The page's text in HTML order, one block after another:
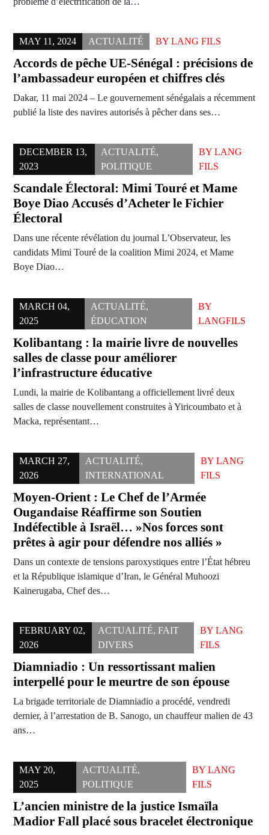
MAY 11, 2024 ACTUALITÉ BY LANG FILS
Accords de pêche UE-Sénégal : précisions de
l’ambassadeur européen et chiffres clés
Dakar, 11 mai 2024 – Le gouvernement sénégalais a récemment
publié la liste des navires autorisés à pêcher dans ses…
DECEMBER 13,
2023
ACTUALITÉ,
POLITIQUE
BYLANG
FILS
Scandale Électoral: Mimi Touré et Mame
Boye Diao Accusés d’Acheter le Fichier
Électoral
Dans une récente révélation du journal L’Observateur, les
candidats Mimi Touré de la coalition Mimi 2024, et Mame
Boye Diao…
MARCH 04,
2025
ACTUALITÉ,
ÉDUCATION
BY
LANGFILS
Kolibantang : la mairie livre de nouvelles
salles de classe pour améliorer
l’infrastructure éducative
Lundi, la mairie de Kolibantang a officiellement livré deux
salles de classe nouvellement construites à Yiricoumbato et à
Macka, représentant…
MARCH 27,
2026
ACTUALITÉ,
INTERNATIONAL
BYLANG
FILS
Moyen-Orient : Le Chef de l’Armée
Ougandaise Réaffirme son Soutien
Indéfectible à Israël… »Nos forces sont
prêtes à agir pour défendre nos alliés »
Dans un contexte de tensions paroxystiques entre l’État hébreu
et la République islamique d’Iran, le Général Muhoozi
Kainerugaba, Chef des…
FEBRUARY 02,
2026
ACTUALITÉ, FAIT
DIVERS
BYLANG
FILS
Diamniadio : Un ressortissant malien
interpellé pour le meurtre de son épouse
La brigade territoriale de Diamniadio a procédé, vendredi
dernier, à l’arrestation de B. Sanogo, un chauffeur malien de 43
ans…
MAY 20,
2025
ACTUALITÉ,
POLITIQUE
BY LANG
FILS
L’ancien ministre de la justice Ismaïla
Madior Fall placé sous bracelet électronique